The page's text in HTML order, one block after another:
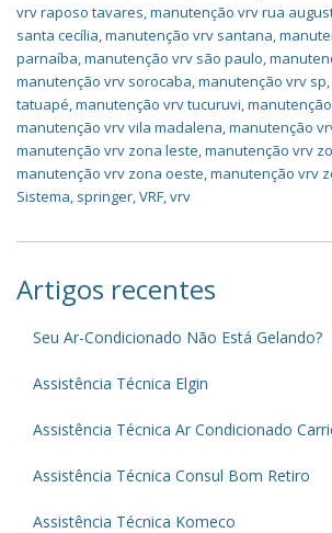
vrv raposo tavares,manutenção vrv rua
santa cecília,manutenção vrv santana,
parnaíba,manutenção vrv são paulo,
manutenção vrv sorocaba,manutenção vrv sp,
tatuapé,manutenção vrv tucuruvi,
manutenção vrv vila madalena,manutenção
manutenção vrv zona leste,manutenção vrv
manutenção vrv zona oeste,manutenção vrv
Sistema, springer,VRF,vrv
Artigos recentes
Seu Ar-Condicionado Não Está Gelando?
Assistência Técnica Elgin
Assistência Técnica Ar Condicionado
Assistência Técnica Consul Bom Retiro
Assistência Técnica Komeco